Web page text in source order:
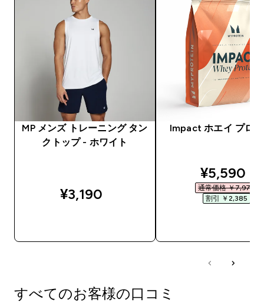
MP メンズ トレーニング タン
クトップ - ホワイト
¥3,190‎
Impact ホエイ プロ
¥5,590‎
通常価格 ￥7,975‎
割引 ￥2,385‎
すべてのお客様の口コミ